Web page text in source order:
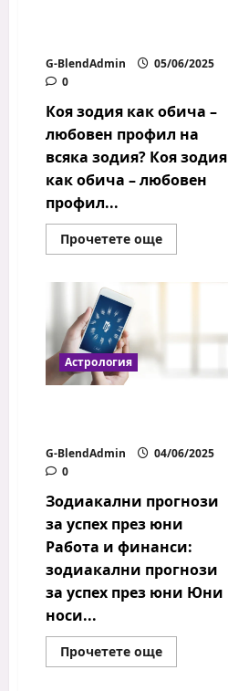
G-BlendAdmin
05/06/2025
0
Коя зодия как обича –
любовен профил на
всяка зодия? Коя зодия
как обича – любовен
профил...
Прочетете ощеRead
more
любовен
всяка
Астрология
G-BlendAdmin
04/06/2025
0
Зодиакални прогнози
за успех през юни
Работа и финанси:
зодиакални прогнози
за успех през юни Юни
носи...
Прочетете ощеRead
more